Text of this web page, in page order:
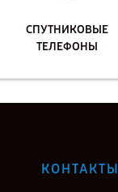
СПУТНИКОВЫЕ
ТЕЛЕФОНЫ
КОНТАКТЫ